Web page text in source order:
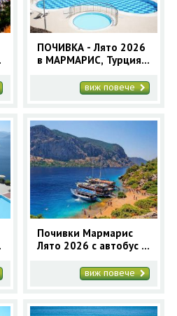
ПОЧИВКА - Лято 2026
в МАРМАРИС, Турция -
програмавиж повече
Почивки Мармарис
Лято 2026 с автобус и
виж повече